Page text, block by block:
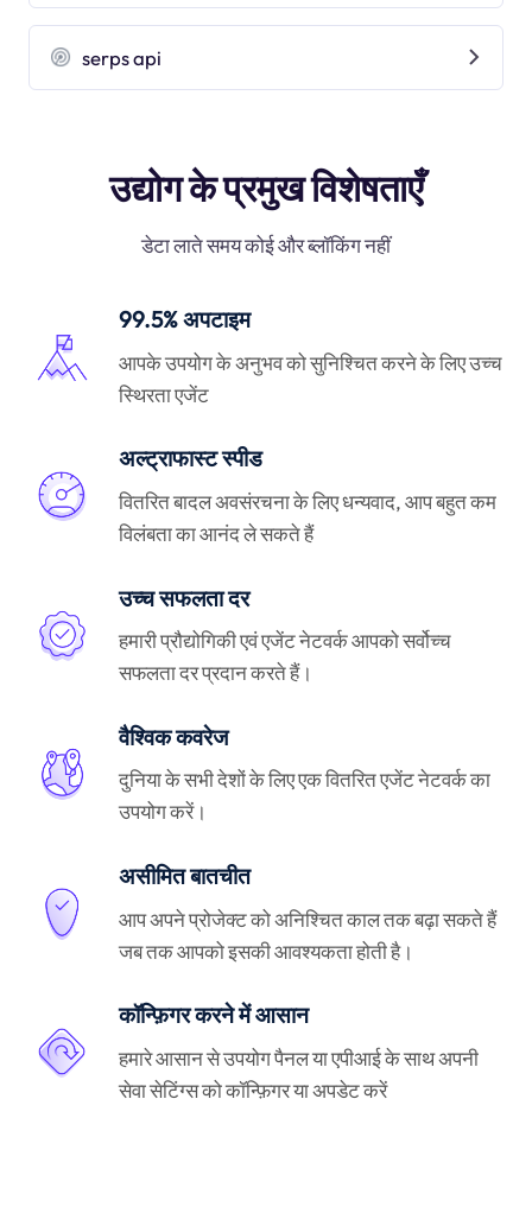
serps api
उद्योग के प्रमुख विशेषताएँ
डेटा लाते समय कोई और ब्लॉकिंग नहीं
99.5% अपटाइम
आपके उपयोग के अनुभव को सुनिश्चित करने के लिए उच्च
स्थिरता एजेंट
अल्ट्राफास्ट स्पीड
वितरित बादल अवसंरचना के लिए धन्यवाद, आप बहुत कम
विलंबता का आनंद ले सकते हैं
उच्च सफलता दर
हमारी प्रौद्योगिकी एवं एजेंट नेटवर्क आपको सर्वोच्च
सफलता दर प्रदान करते हैं।
वैश्विक कवरेज
दुनिया के सभी देशों के लिए एक वितरित एजेंट नेटवर्क का
उपयोग करें।
असीमित बातचीत
आप अपने प्रोजेक्ट को अनिश्चित काल तक बढ़ा सकते हैं
जब तक आपको इसकी आवश्यकता होती है।
कॉन्फ़िगर करने में आसान
हमारे आसान से उपयोग पैनल या एपीआई के साथ अपनी
सेवा सेटिंग्स को कॉन्फ़िगर या अपडेट करें